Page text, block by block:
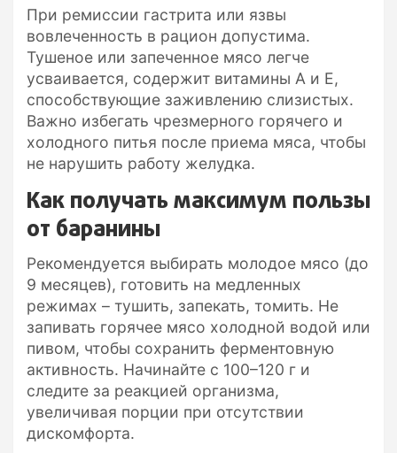
При ремиссии гастрита или язвы
вовлеченность в рацион допустима.
Тушеное или запеченное мясо легче
усваивается, содержит витамины A и E,
способствующие заживлению слизистых.
Важно избегать чрезмерного горячего и
холодного питья после приема мяса, чтобы
не нарушить работу желудка.
Как получать максимум пользы
от баранины
Рекомендуется выбирать молодое мясо (до
9 месяцев), готовить на медленных
режимах – тушить, запекать, томить. Не
запивать горячее мясо холодной водой или
пивом, чтобы сохранить ферментовную
активность. Начинайте с 100–120 г и
следите за реакцией организма,
увеличивая порции при отсутствии
дискомфорта.